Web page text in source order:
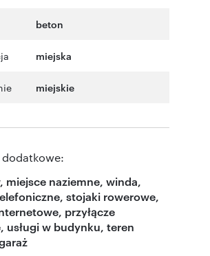
beton
miejska
miejskie
miejsce naziemne, winda,
stojaki rowerowe,
przyłącze
usługi w budynku, teren